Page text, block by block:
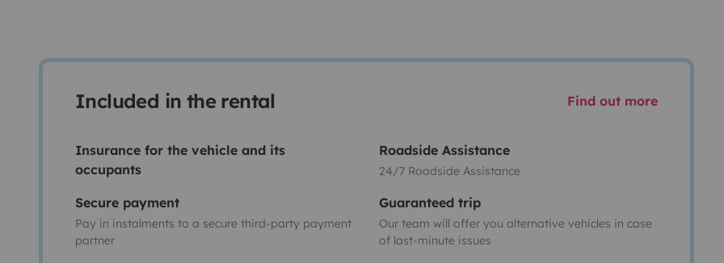
Included in the rental Find out more
Insurance for the vehicle and its
occupants
Roadside Assistance
24/7 Roadside Assistance
Secure payment
Pay in instalments to a secure third-party payment
partner
Guaranteed trip
Our team will offer you alternative vehicles in case
of last-minute issues